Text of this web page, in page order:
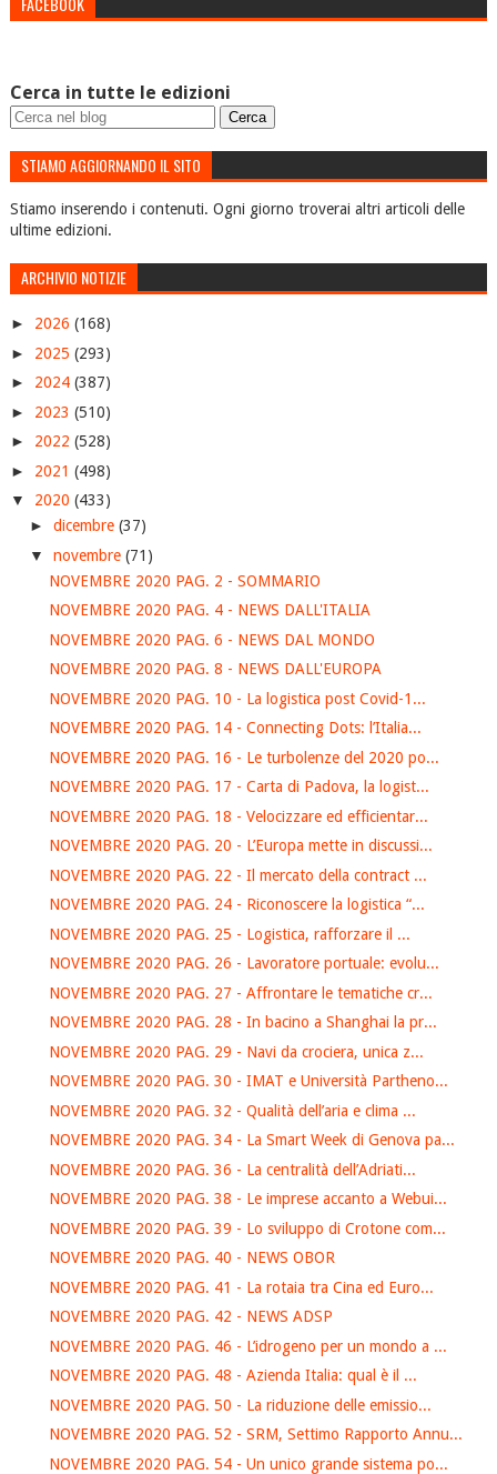
Cerca in tutte le edizioni
STIAMO AGGIORNANDO IL SITO
Stiamo inserendo i contenuti. Ogni giorno troverai altri articoli delle
ultime edizioni.
ARCHIVIO NOTIZIE
► 2026 (168)
► 2025 (293)
► 2024 (387)
► 2023 (510)
► 2022 (528)
► 2021 (498)
▼ 2020 (433)
► dicembre (37)
▼ novembre (71)
NOVEMBRE 2020 PAG. 2 - SOMMARIO
NOVEMBRE 2020 PAG. 4 - NEWS DALL'ITALIA
NOVEMBRE 2020 PAG. 6 - NEWS DAL MONDO
NOVEMBRE 2020 PAG. 8 - NEWS DALL'EUROPA
NOVEMBRE 2020 PAG. 10 - La logistica post Covid-1...
NOVEMBRE 2020 PAG. 14 - Connecting Dots: l’Italia...
NOVEMBRE 2020 PAG. 16 - Le turbolenze del 2020 po...
NOVEMBRE 2020 PAG. 17 - Carta di Padova, la logist...
NOVEMBRE 2020 PAG. 18 - Velocizzare ed efficientar...
NOVEMBRE 2020 PAG. 20 - L’Europa mette in discussi...
NOVEMBRE 2020 PAG. 22 - Il mercato della contract ...
NOVEMBRE 2020 PAG. 24 - Riconoscere la logistica “...
NOVEMBRE 2020 PAG. 25 - Logistica, rafforzare il ...
NOVEMBRE 2020 PAG. 26 - Lavoratore portuale: evolu...
NOVEMBRE 2020 PAG. 27 - Affrontare le tematiche cr...
NOVEMBRE 2020 PAG. 28 - In bacino a Shanghai la pr...
NOVEMBRE 2020 PAG. 29 - Navi da crociera, unica z...
NOVEMBRE 2020 PAG. 30 - IMAT e Università Partheno...
NOVEMBRE 2020 PAG. 32 - Qualità dell’aria e clima ...
NOVEMBRE 2020 PAG. 34 - La Smart Week di Genova pa...
NOVEMBRE 2020 PAG. 36 - La centralità dell’Adriati...
NOVEMBRE 2020 PAG. 38 - Le imprese accanto a Webui...
NOVEMBRE 2020 PAG. 39 - Lo sviluppo di Crotone com...
NOVEMBRE 2020 PAG. 40 - NEWS OBOR
NOVEMBRE 2020 PAG. 41 - La rotaia tra Cina ed Euro...
NOVEMBRE 2020 PAG. 42 - NEWS ADSP
NOVEMBRE 2020 PAG. 46 - L’idrogeno per un mondo a ...
NOVEMBRE 2020 PAG. 48 - Azienda Italia: qual è il ...
NOVEMBRE 2020 PAG. 50 - La riduzione delle emissio...
NOVEMBRE 2020 PAG. 52 - SRM, Settimo Rapporto Annu...
NOVEMBRE 2020 PAG. 54 - Un unico grande sistema po...